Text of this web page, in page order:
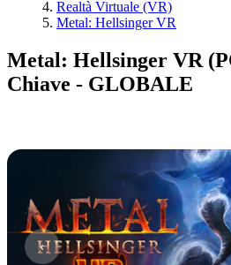
Realtà Virtuale (VR)
Metal: Hellsinger VR
Metal: Hellsinger VR
Chiave - GLOBALE